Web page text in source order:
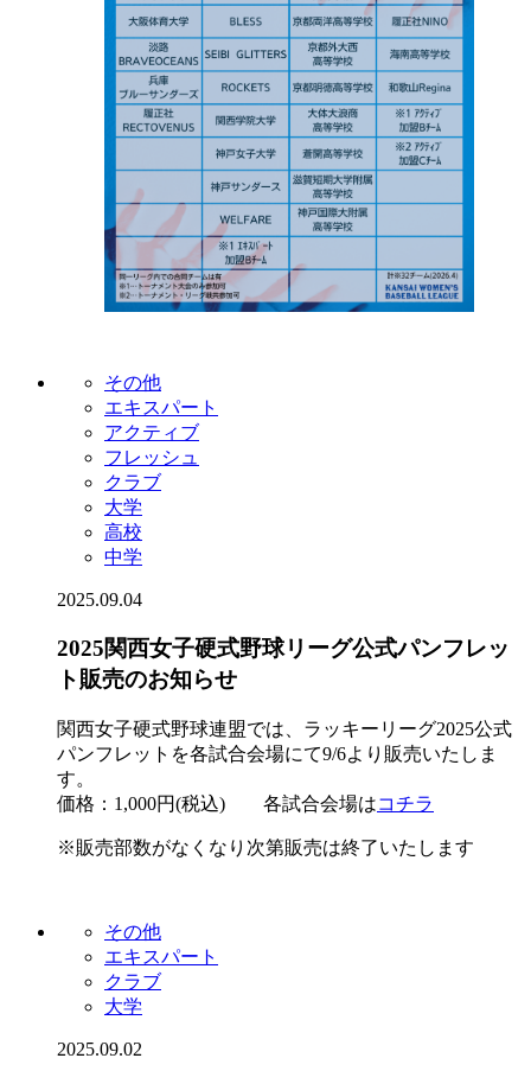
その他
エキスパート
アクティブ
フレッシュ
クラブ
大学
高校
中学
2025.09.04
2025関西女子硬式野球リーグ公式パンフレッ
ト販売のお知らせ
関西女子硬式野球連盟では、ラッキーリーグ2025公式
パンフレットを各試合会場にて9/6より販売いたしま
す。
価格：1,000円(税込) 各試合会場はコチラ
※販売部数がなくなり次第販売は終了いたします
その他
エキスパート
クラブ
大学
2025.09.02